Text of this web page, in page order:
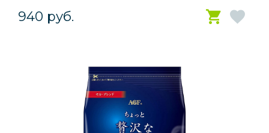
940 руб.